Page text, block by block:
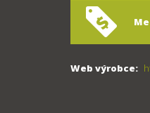
Web výrobce: